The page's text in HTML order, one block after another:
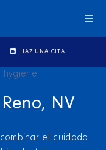
HAZ UNA CITA
NV
el cuidado